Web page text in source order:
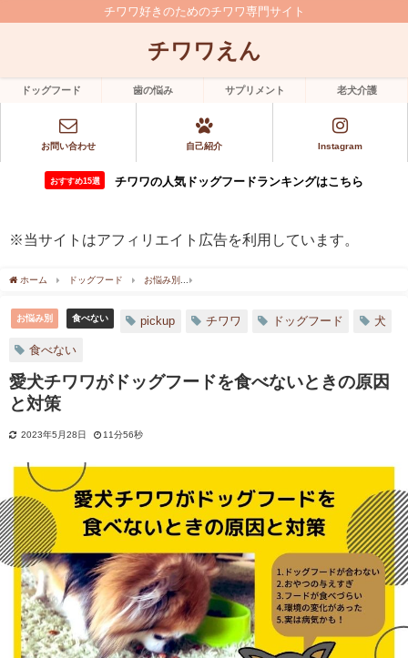
チワワ好きのためのチワワ専門サイト
チワワえん
ドッグフード 歯の悩み サプリメント 老犬介護
お問い合わせ 自己紹介 Instagram
おすすめ15選 チワワの人気ドッグフードランキングはこちら
※当サイトはアフィリエイト広告を利用しています。
ホーム ドッグフード お悩み別
お悩み別 食べない pickup チワワ ドッグフード 犬
食べない
愛犬チワワがドッグフードを食べないときの原因
と対策
2023年5月28日 11分56秒